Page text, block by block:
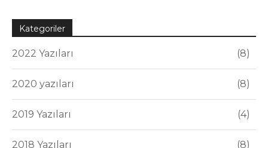
Kategoriler
2022 Yazıları 8
2020 yazıları 8
2019 Yazıları 4
2018 Yazıları 8